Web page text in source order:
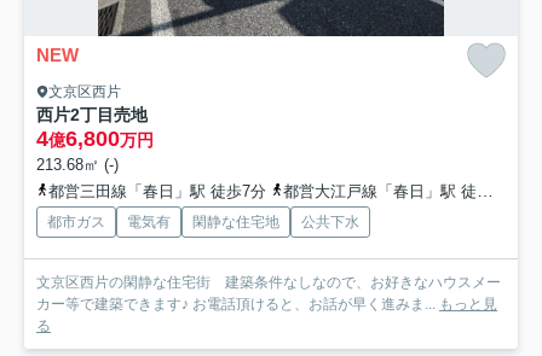
NEW
文京区西片
西片2丁目売地
4億6,800万円
213.68㎡ (-)
都営三田線「春日」駅 徒歩7分
都営大江戸線「春日」駅 徒歩9分
都市ガス 電気有 閑静な住宅地 公共下水
文京区西片の閑静な住宅街 建築条件なしなので、お好きなハウスメー
カー等で建築できます♪ お電話頂けると、お話が早く進みま... もっと見
る